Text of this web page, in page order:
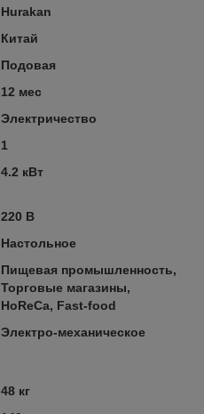
Hurakan
Китай
Подовая
12 мес
Электричество
1
4.2 кВт
220 В
Настольное
Пищевая промышленность,
Торговые магазины,
HoReCa, Fast-food
Электро-механическое
48 кг